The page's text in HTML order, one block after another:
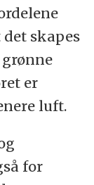
skapes
er
luft.
for